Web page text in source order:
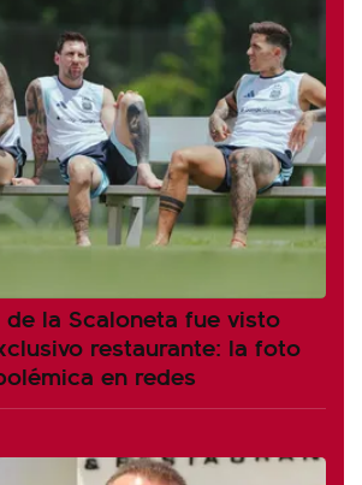
la Scaloneta fue visto
restaurante: la foto
en redes